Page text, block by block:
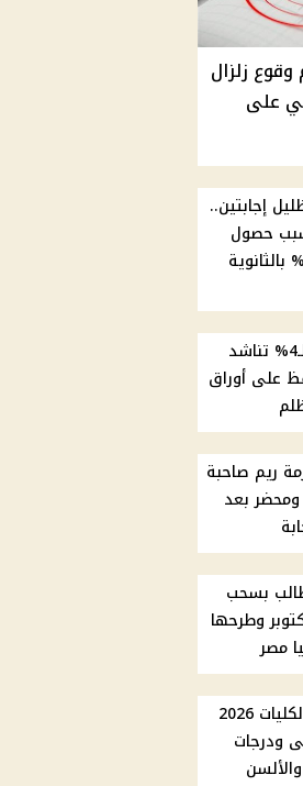
زلزال
على
إجابتين..
حصول
ريم محمد على 4% بالثانوية
أسرة ريم طالبة الـ4% تناشد
على أوراق
ريم صاحبة
ومحضر بعد
بسحب
وطرحها
مصر
مؤشرات تنسيق الكليات 2026
ودرجات